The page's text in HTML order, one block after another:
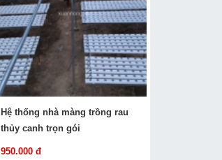
Hệ thống nhà màng trồng rau
thủy canh trọn gói
950.000 đ